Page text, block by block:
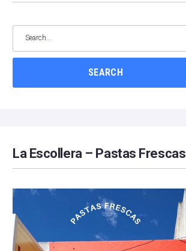
SEARCH
La Escollera – Pastas Frescas